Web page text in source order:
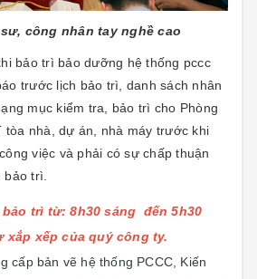
công nhân tay nghề cao
bảo trì bảo dưỡng hệ thống pccc
trước lịch bảo trì, danh sách nhân
mục kiểm tra, bảo trì cho Phòng
tòa nhà, dự án, nhà máy trước khi
việc và phải có sự chấp thuận
trì.
trì từ: 8h30 sáng đến 5h30
xắp xếp của quý công ty.
cấp bản vẽ hệ thống PCCC, Kiến